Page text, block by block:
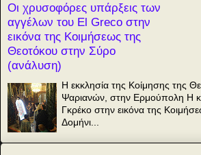
Οι χρυσοφόρες υπάρξεις των
αγγέλων του El Greco στην
εικόνα της Κοιμήσεως της
Θεοτόκου στην Σύρο
(ανάλυση)
Η εκκλησία της Κοίμησης της
Ψαριανών, στην Ερμούπολη Η
Γκρέκο στην εικόνα της
Δομήνι...